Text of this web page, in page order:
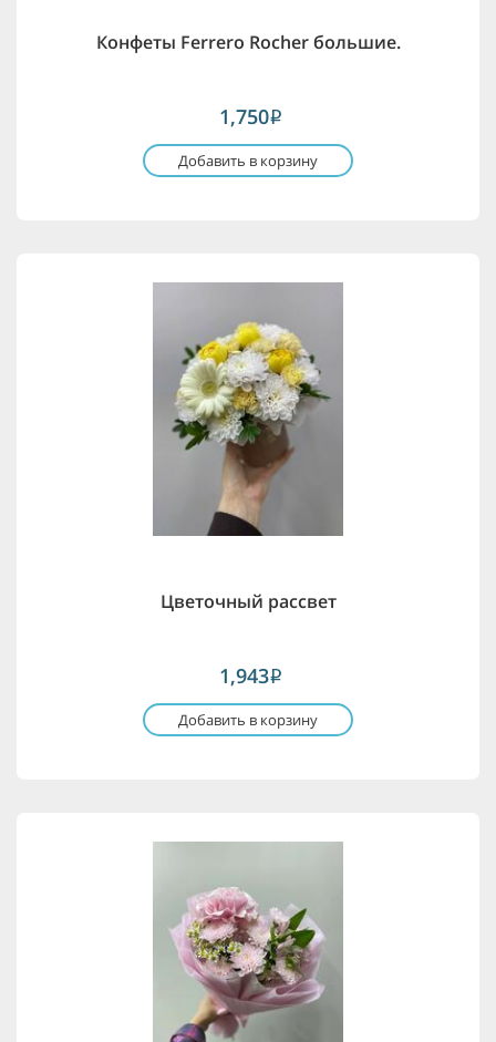
Конфеты Ferrero Rocher большие.
1,750i
Добавить в корзину
Цветочный рассвет
1,943i
Добавить в корзину